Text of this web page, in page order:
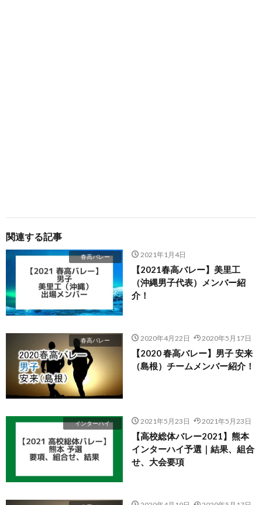
関連する記事
春高バレー 2021年1月4日
【2021春高バレー】美里工
（沖縄男子代表）メンバー紹
介！
春高バレー 2020年4月22日 2020年5月17日
【2020 春高バレー】男子 安来
（島根）チームメンバー紹介！
インターハイ 2021年5月23日 2021年5月23日
【高校総体バレー2021】熊本
インターハイ予選｜結果、組合
せ、大会要項